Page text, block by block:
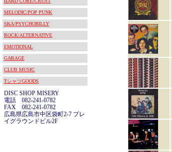
MELODIC/POP PUNK
SKA/PSYCHOBILLY
ROCK/ALTERNATIVE
EMOTIONAL
GARAGE
CLUB MUSIC
TシャツGOODS
DISC SHOP MISERY
電話 082-241-0782
FAX 082-241-0782
広島県広島市中区袋町2-7 プレ
イグラウンドビル2F